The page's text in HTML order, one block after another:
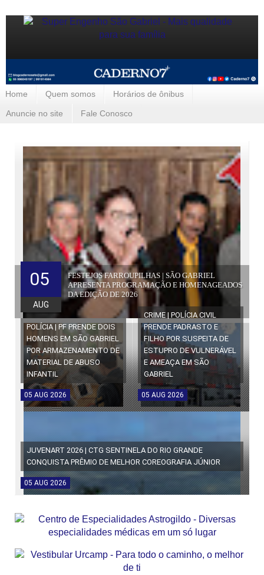
Home Quem somos Horários de ônibus
Anuncie no site Fale Conosco
FESTEJOS FARROUPILHAS | SÃO GABRIEL
APRESENTA PROGRAMAÇÃO E HOMENAGEADOS
DA EDIÇÃO DE 2026
05
AUG
POLÍCIA | PF PRENDE DOIS
HOMENS EM SÃO GABRIEL
POR ARMAZENAMENTO DE
MATERIAL DE ABUSO
INFANTIL
05 AUG 2026
CRIME | POLÍCIA CIVIL
PRENDE PADRASTO E
FILHO POR SUSPEITA DE
ESTUPRO DE VULNERÁVEL
E AMEAÇA EM SÃO
GABRIEL
05 AUG 2026
JUVENART 2026 | CTG SENTINELA DO RIO GRANDE
CONQUISTA PRÊMIO DE MELHOR COREOGRAFIA JÚNIOR
05 AUG 2026